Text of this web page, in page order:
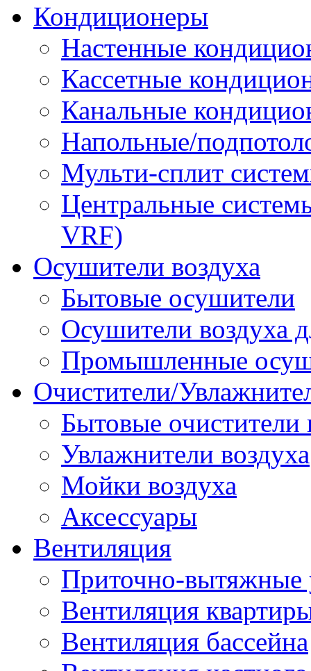
Кондиционеры
Настенные
Кассетные
Канальные
Напольные/
Мульти-сплит
Центральные
VRF)
Осушители воздуха
Бытовые осушители
Осушители воздуха
Промышленные
Очистители/
Бытовые очистители
Увлажнители воздуха
Мойки воздуха
Аксессуары
Вентиляция
Приточно-вытяжные
Вентиляция
Вентиляция бассейна